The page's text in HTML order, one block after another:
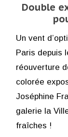
Double
Un vent
Paris depuis
réouverture
colorée
Joséphine
galerie la
fraîches !